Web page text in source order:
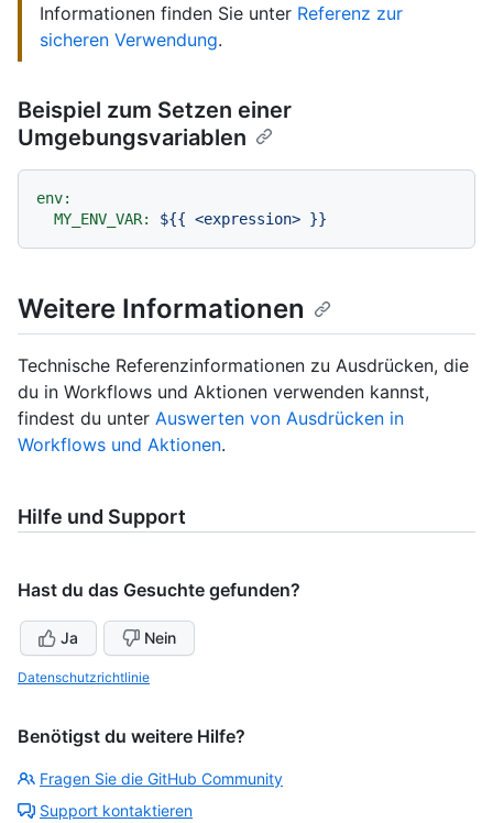
Informationen finden Sie unter Referenz zur
sicheren Verwendung.
Beispiel zum Setzen einer
Umgebungsvariablen
env:
MY_ENV_VAR:
${{ <expression> }}
Weitere Informationen
Technische Referenzinformationen zu Ausdrücken, die
du in Workflows und Aktionen verwenden kannst,
findest du unter Auswerten von Ausdrücken in
Workflows und Aktionen.
Hilfe und Support
Hast du das Gesuchte gefunden?
Ja Nein
Datenschutzrichtlinie
Benötigst du weitere Hilfe?
Fragen Sie die GitHub Community
Support kontaktieren